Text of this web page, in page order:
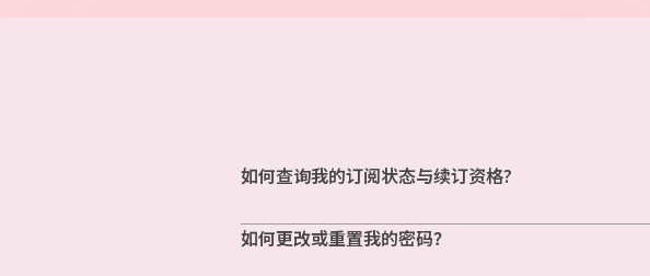
如何查询我的订阅状态与续订资格?
如何更改或重置我的密码？